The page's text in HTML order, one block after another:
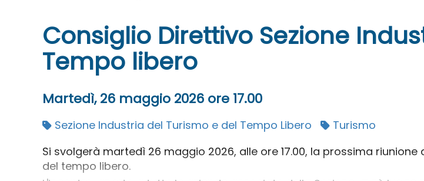
Consiglio Direttivo Sezione
Tempo libero
Martedì, 26 maggio 2026 ore 17.00
Sezione Industria del Turismo e del Tempo Libero
Turismo
Si svolgerà martedì 26 maggio 2026, alle ore 17.00, la prossima
del tempo libero.